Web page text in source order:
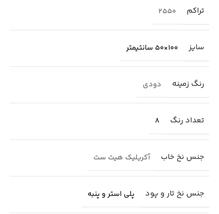
تراکم 2550
سایز 100×50 سانتیمتر
رنگ زمینه دودی
تعداد رنگ 8
جنس نخ خاب آکریلیک هیت ست
جنس نخ تار و پود پلی استر و پنبه